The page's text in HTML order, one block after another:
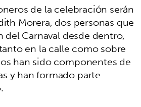
de la celebración serán
Morera, dos personas que
Carnaval desde dentro,
en la calle como sobre
han sido componentes de
y han formado parte